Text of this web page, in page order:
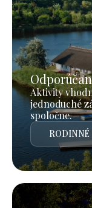
Aktivity
jednoduché
spoločne.
RODINNÉ